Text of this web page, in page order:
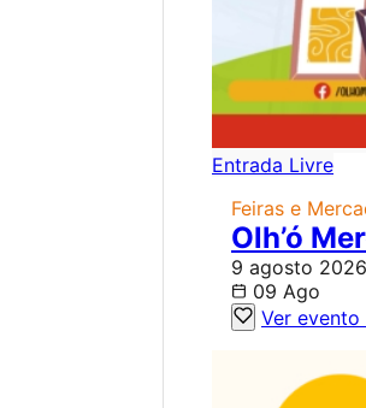
Entrada Livre
Feiras e
Olh’ó
9 agosto
09 Ago
Ver